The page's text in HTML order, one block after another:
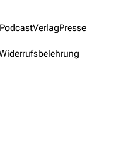
PodcastVerlagPresse